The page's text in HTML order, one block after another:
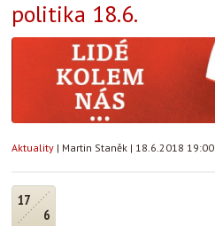
politika 18.6.
Aktuality | Martin Staněk | 18.6.2018 19:00
17
6